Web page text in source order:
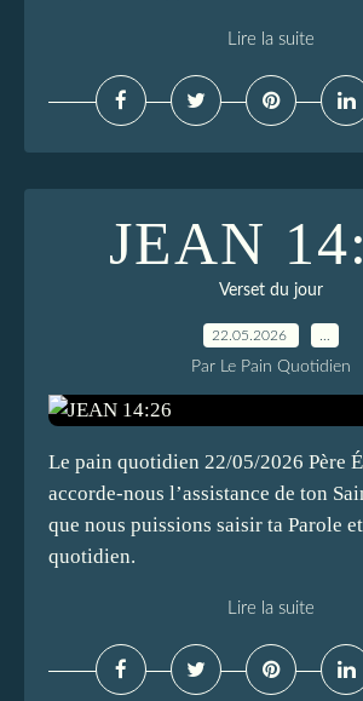
Lire la suite
JEAN
Verset du jour
22.05.2026
Par Le Pain Quotidien
Le pain quotidien 22/05/2026 Père
accorde-nous l’assistance de ton
que nous puissions saisir ta Parole
quotidien.
Lire la suite